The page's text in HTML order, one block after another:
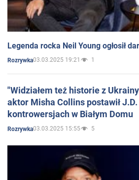
Legenda rocka Neil Young ogłosił
Rozrywka03.03.2025 19:21 1
"Widziałem też historie z
aktor Misha Collins postawił
kontrowersjach w Białym Domu
Rozrywka03.03.2025 15:55 5